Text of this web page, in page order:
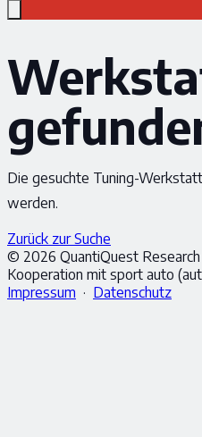
Die gesuchte Tuning-
werden.
Zurück zur Suche
© 2026 QuantiQuest Research
Kooperation mit sport auto
Impressum · Datenschutz